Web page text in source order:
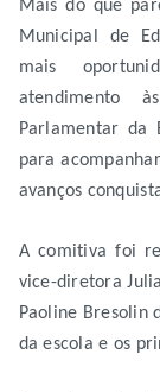
Mais do que
Municipal de
mais
atendimento
Parlamentar da
para
avanços
A comitiva foi
vice-diretora
Paoline Bresolin
da escola e os